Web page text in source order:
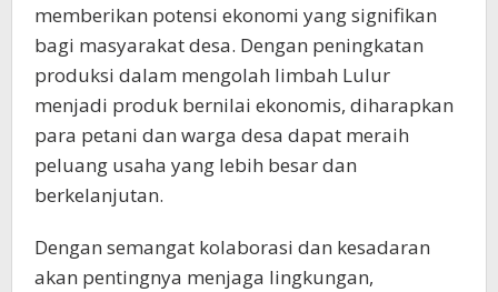
memberikan potensi ekonomi yang signifikan
bagi masyarakat desa. Dengan peningkatan
produksi dalam mengolah limbah Lulur
menjadi produk bernilai ekonomis, diharapkan
para petani dan warga desa dapat meraih
peluang usaha yang lebih besar dan
berkelanjutan.
Dengan semangat kolaborasi dan kesadaran
akan pentingnya menjaga lingkungan,